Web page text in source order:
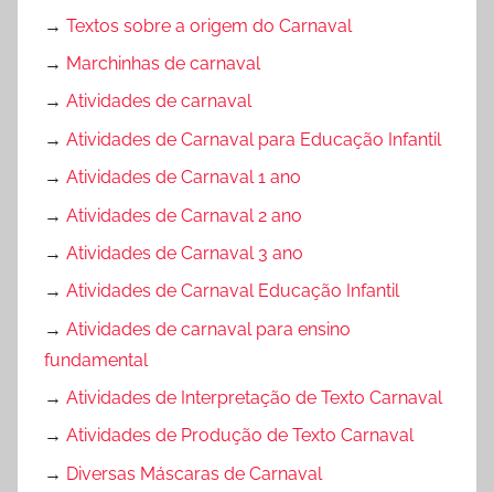
→ Textos sobre a origem do Carnaval
→ Marchinhas de carnaval
→ Atividades de carnaval
→ Atividades de Carnaval para Educação Infantil
→ Atividades de Carnaval 1 ano
→ Atividades de Carnaval 2 ano
→ Atividades de Carnaval 3 ano
→ Atividades de Carnaval Educação Infantil
→ Atividades de carnaval para ensino
fundamental
→ Atividades de Interpretação de Texto Carnaval
→ Atividades de Produção de Texto Carnaval
→ Diversas Máscaras de Carnaval